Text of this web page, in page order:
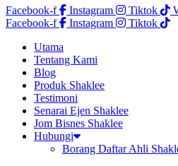
Facebook-f
Instagram Tiktok
Facebook-f
Instagram
Tiktok
Utama
Tentang Kami
Blog
Produk Shaklee
Testimoni
Senarai Ejen Shaklee
Jom Bisnes Shaklee
Hubungi
Borang Daftar Ahli